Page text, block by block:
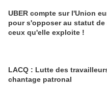
UBER compte sur l'Union
pour s'opposer au statut de
ceux qu'elle exploite !
LACQ : Lutte des
chantage patronal